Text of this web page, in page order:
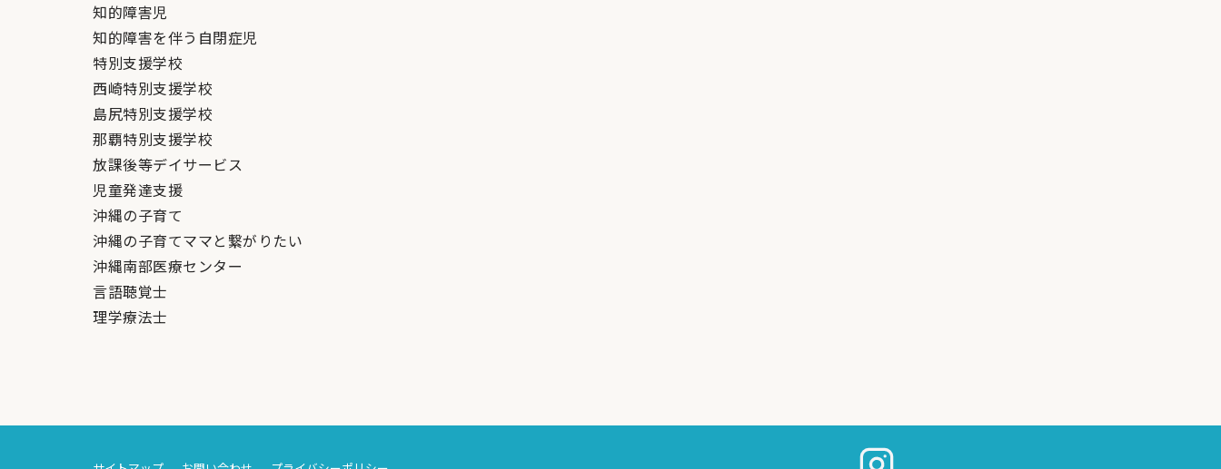
知的障害児
知的障害を伴う自閉症児
特別支援学校
西崎特別支援学校
島尻特別支援学校
那覇特別支援学校
放課後等デイサービス
児童発達支援
沖縄の子育て
沖縄の子育てママと繋がりたい
沖縄南部医療センター
言語聴覚士
理学療法士